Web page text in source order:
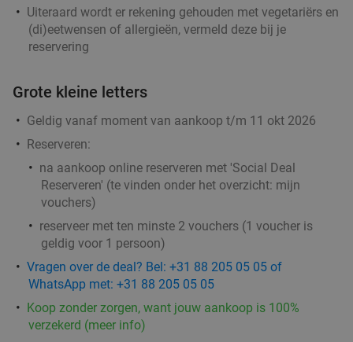
Uiteraard wordt er rekening gehouden met vegetariërs en
(di)eetwensen of allergieën, vermeld deze bij je
reservering
Grote kleine letters
Geldig vanaf moment van aankoop t/m 11 okt 2026
Reserveren:
na aankoop online reserveren met 'Social Deal
Reserveren' (te vinden onder het overzicht: mijn
vouchers)
reserveer met ten minste 2 vouchers (1 voucher is
geldig voor 1 persoon)
Vragen over de deal? Bel: +31 88 205 05 05 of
WhatsApp met: +31 88 205 05 05
Koop zonder zorgen, want jouw aankoop is 100%
verzekerd (meer info)